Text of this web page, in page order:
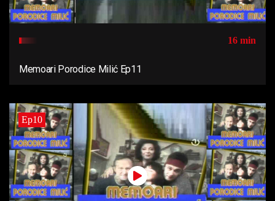
16 min
Memoari Porodice Milić Ep11
Ep10